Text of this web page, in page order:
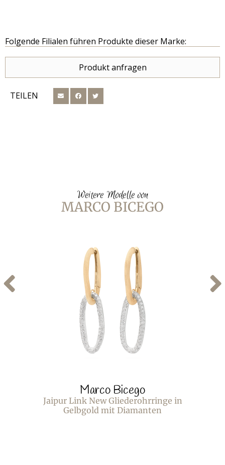
Folgende Filialen führen Produkte dieser Marke:
Produkt anfragen
TEILEN
Weitere Modelle von
MARCO BICEGO
Marco Bicego
Jaipur Link New Gliederohrringe in
Gelbgold mit Diamanten